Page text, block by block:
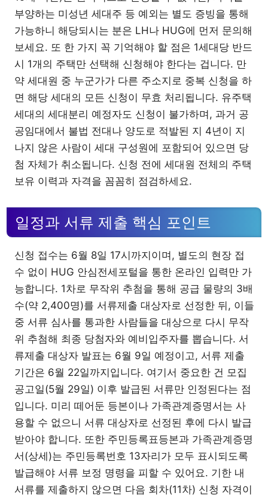
부양하는 미성년 세대주 등 예외는 별도 증빙을 통해
가능하니 해당되시는 분은 LH나 HUG에 먼저 문의해
보세요. 또 한 가지 꼭 기억해야 할 점은 1세대당 반드
시 1개의 주택만 선택해 신청해야 한다는 겁니다. 만
약 세대원 중 누군가가 다른 주소지로 중복 신청을 하
면 해당 세대의 모든 신청이 무효 처리됩니다. 유주택
세대의 세대분리 예정자도 신청이 불가하며, 과거 공
공임대에서 불법 전대나 양도로 적발된 지 4년이 지
나지 않은 사람이 세대 구성원에 포함되어 있으면 당
첨 자체가 취소됩니다. 신청 전에 세대원 전체의 주택
보유 이력과 자격을 꼼꼼히 점검하세요.
일정과 서류 제출 핵심 포인트
신청 접수는 6월 8일 17시까지이며, 별도의 현장 접
수 없이 HUG 안심전세포털을 통한 온라인 입력만 가
능합니다. 1차로 무작위 추첨을 통해 공급 물량의 3배
수(약 2,400명)를 서류제출 대상자로 선정한 뒤, 이들
중 서류 심사를 통과한 사람들을 대상으로 다시 무작
위 추첨해 최종 당첨자와 예비입주자를 뽑습니다. 서
류제출 대상자 발표는 6월 9일 예정이고, 서류 제출
기간은 6월 22일까지입니다. 여기서 중요한 건 모집
공고일(5월 29일) 이후 발급된 서류만 인정된다는 점
입니다. 미리 떼어둔 등본이나 가족관계증명서는 사
용할 수 없으니 서류 대상자로 선정된 후에 다시 발급
받아야 합니다. 또한 주민등록표등본과 가족관계증명
서(상세)는 주민등록번호 13자리가 모두 표시되도록
발급해야 서류 보정 명령을 피할 수 있어요. 기한 내
서류를 제출하지 않으면 다음 회차(11차) 신청 자격이